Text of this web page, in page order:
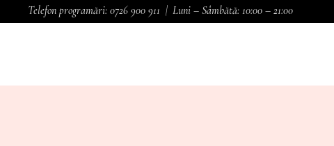
Telefon programări: 0726 900 911 | Luni – Sâmbătă: 10:00 – 21:00